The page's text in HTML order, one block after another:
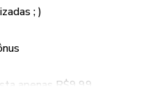
; )
apenas R$9,99.